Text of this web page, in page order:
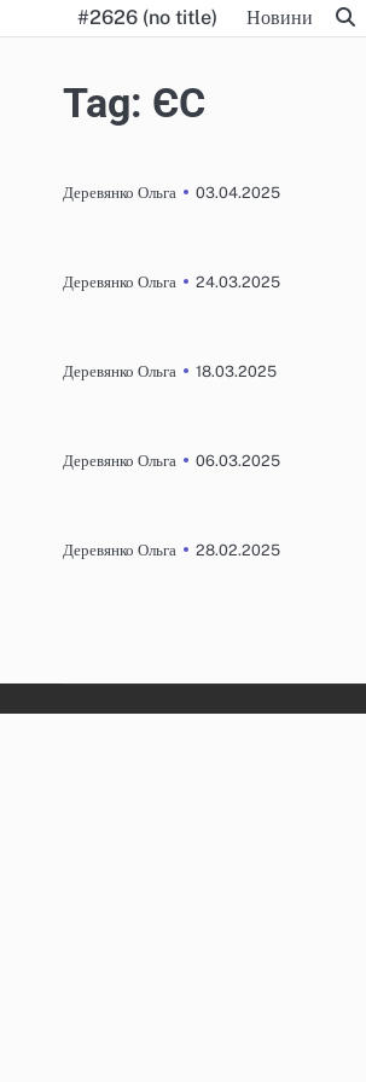
to
#2626 (no title) Новини
Tag: ЄС
Деревянко Ольга 03.04.2025
Деревянко Ольга 24.03.2025
Деревянко Ольга 18.03.2025
Деревянко Ольга 06.03.2025
Деревянко Ольга 28.02.2025